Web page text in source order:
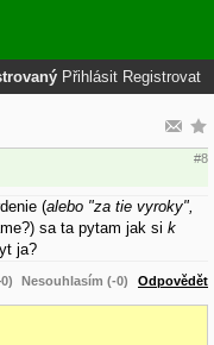
Přihlásit Registrovat
#8
(alebo "za tie vyroky",
sa ta pytam jak si k
ja?
Nesouhlasím (-0) Odpovědět